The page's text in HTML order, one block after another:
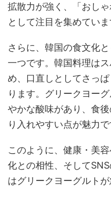
拡散力が強く、「おし
として注目を集めていま
さらに、韓国の食文化
一つです。韓国料理は
め、口直しとしてさっ
ります。グリークヨー
やかな酸味があり、食
り入れやすい点が魅力で
このように、健康・美
化との相性、そして
はグリークヨーグルト